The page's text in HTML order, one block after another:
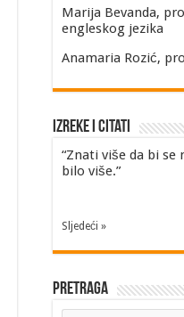
Marija Bevanda,
engleskog jezika
Anamaria Rozić,
Izreke i Citati
“Znati više da bi se
bilo više.”
Sljedeći »
Pretraga